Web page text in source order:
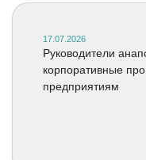
17.07.2026
Руководители
корпоративные
предприятиям